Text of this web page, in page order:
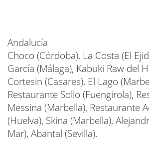
Andalucía
Choco (Córdoba), La Costa (El
García (Málaga), Kabuki Raw del
Cortesin (Casares), El Lago
Restaurante Sollo (Fuengirola),
Messina (Marbella), Restaurante
(Huelva), Skina (Marbella),
Mar), Abantal (Sevilla).